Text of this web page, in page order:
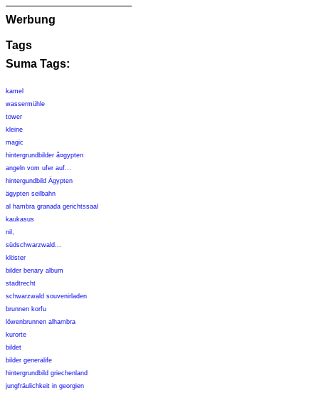
Werbung
Tags
Suma Tags:
kamel
wassermühle
tower
kleine
magic
hintergrundbilder ã¤gypten
angeln vom ufer auf...
hintergundbild Ägypten
ägypten seilbahn
al hambra granada gerichtssaal
kaukasus
nil,
südschwarzwald...
klöster
bilder benary album
stadtrecht
schwarzwald souvenirladen
brunnen korfu
löwenbrunnen alhambra
kurorte
bildet
bilder generalife
hintergrundbild griechenland
jungfräulichkeit in georgien